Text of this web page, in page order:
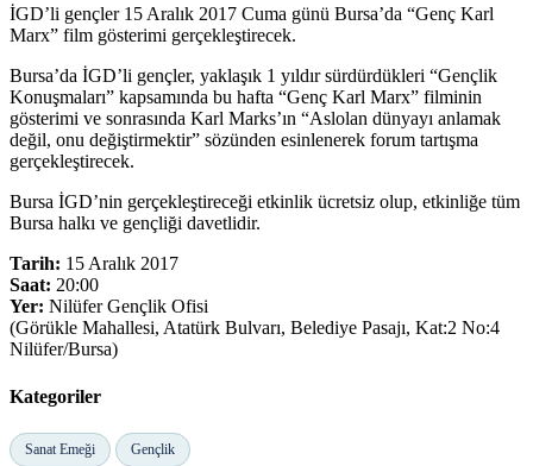
İGD’li gençler 15 Aralık 2017 Cuma günü Bursa’da “Genç Karl
Marx” film gösterimi gerçekleştirecek.
Bursa’da İGD’li gençler, yaklaşık 1 yıldır sürdürdükleri “Gençlik
Konuşmaları” kapsamında bu hafta “Genç Karl Marx” filminin
gösterimi ve sonrasında Karl Marks’ın “Aslolan dünyayı anlamak
değil, onu değiştirmektir” sözünden esinlenerek forum tartışma
gerçekleştirecek.
Bursa İGD’nin gerçekleştireceği etkinlik ücretsiz olup, etkinliğe tüm
Bursa halkı ve gençliği davetlidir.
Tarih: 15 Aralık 2017
Saat: 20:00
Yer: Nilüfer Gençlik Ofisi
(Görükle Mahallesi, Atatürk Bulvarı, Belediye Pasajı, Kat:2 No:4
Nilüfer/Bursa)
Kategoriler
Sanat Emeği Gençlik